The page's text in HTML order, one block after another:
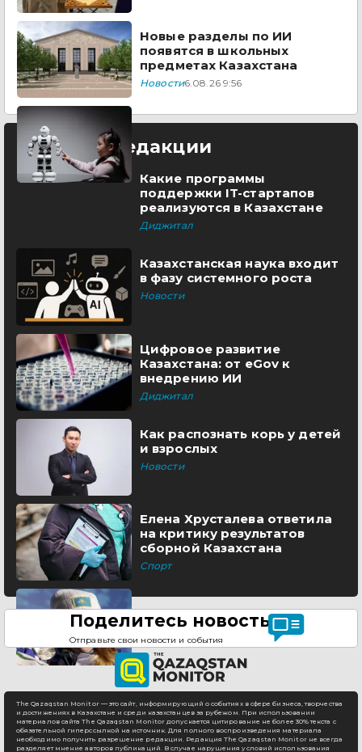
Новые разделы по ИИ
появятся в школьных
предметах Казахстана
Новости6.08.26 9:56
Выбор редакции
Какие программы
поддержки IT-стартапов
реализуются в Казахстане
Диджитал
Казахстанская наука входит
в фазу системного роста
Новости
Цифровое развитие
Казахстана: от eGov к
внедрению ИИ
Диджитал
Как распознать корь у детей
и взрослых
Новости
Елена Хрусталева ответила
на критику результатов
сборной Казахстана
Спорт
Поделитесь новостью
Отправьте свои новости и события
The Qazaqstan Monitor — это сайт, информирующий о событиях в сфере бизнеса, творчества
и достижениях в Казахстане и среди казахстанцев за рубежом. При использовании
материалов сайта The Qazaqstan Monitor допускается цитирование не более 30% текста с
обязательной гиперссылкой на источник. Для полного воспроизведения материала
необходимо получить разрешение редакции. Редакция The Qazaqstan Monitor не всегда
разделяет мнение авторов публикаций. В случае нарушения условий использования